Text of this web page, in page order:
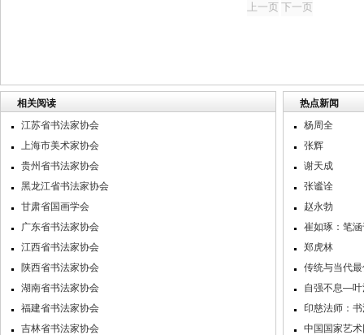
相关阅读
江苏省书法家协会
上海市美术家协会
贵州省书法家协会
黑龙江省书法家协会
甘肃省国画学会
广东省书法家协会
江西省书法家协会
陕西省书法家协会
湖南省书法家协会
福建省书法家协会
吉林省书法家协会
热点新闻
杨周全
张辉
谢天成
张谧诠
赵永勃
崔如琢：笔
郑虎林
传统与当代
自强不息—叶
印慈法师：
中国国家艺